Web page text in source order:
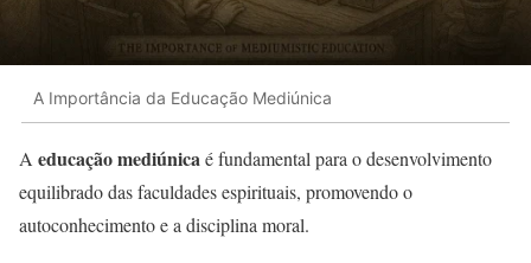
A Importância da Educação Mediúnica
A educação mediúnicaé fundamental para o desenvolvimento
equilibrado das faculdades espirituais, promovendo o
autoconhecimento e a disciplina moral.